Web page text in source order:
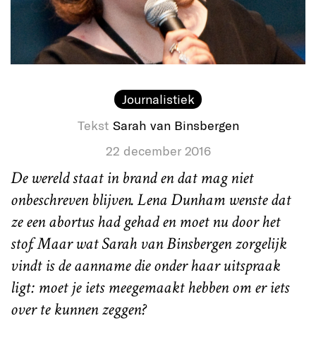
Journalistiek
Tekst Sarah van Binsbergen
22 december 2016
De wereld staat in brand en dat mag niet
onbeschreven blijven. Lena Dunham wenste dat
ze een abortus had gehad en moet nu door het
stof. Maar wat Sarah van Binsbergen zorgelijk
vindt is de aanname die onder haar uitspraak
ligt: moet je iets meegemaakt hebben om er iets
over te kunnen zeggen?